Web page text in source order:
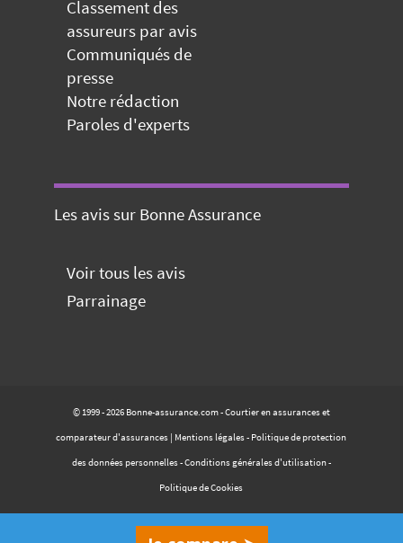
Classement des
assureurs par avis
Communiqués de
presse
Notre rédaction
Paroles d'experts
Les avis sur Bonne Assurance
Voir tous les avis
Parrainage
© 1999 - 2026 Bonne-assurance.com - Courtier en assurances et
comparateur d'assurances | Mentions légales- Politique de protection
des données personnelles-Conditions générales d'utilisation-
Politique de Cookies